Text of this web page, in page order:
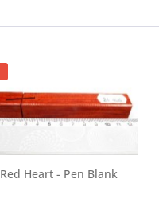
Red Heart - Pen Blank